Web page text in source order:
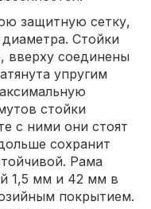
защитную сетку,
Стойки
вверху соединены
упругим
стойки
с ними они стоят
сохранит
Рама
1,5 мм и 42 мм в
покрытием.